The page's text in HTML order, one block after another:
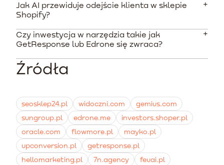
oznacza to samodzielne wysyłanie przypomnień o
przedłużeniu abonamentu, personalizację propozycji
zamawiania.
Według stawek rynkowych w Polsce, pełne wdrożenie
jednorazowo. Stała obsługa, optymalizacja i testy A/B
pochłaniają od 6 do 10 tysięcy PLN miesięcznie w
scenariuszy.
Jak AI przewiduje odejście klienta w sklepie
Shopify?
Algorytmy sztucznej inteligencji analizują
otwieralności wiadomości e-mail oraz omijanie
terminów przedłużenia subskrypcji. Na tej podstawie
Czy inwestycja w narzędzia takie jak
GetResponse lub Edrone się zwraca?
Zdecydowanie tak. Badania Cropink pokazują, że na
głównie poprzez podniesienie wskaźnika retencji i
ratowanie koszyków zakupowych.
Źródła
seosklep24.pl widoczni.com
gemius.com
sungroup.pl
edrone.me
investors.shoper.pl
oracle.com
flowmore.pl
mayko.pl
upconversion.pl
getresponse.pl
hellomarketing.pl
7n.agency
feuai.pl